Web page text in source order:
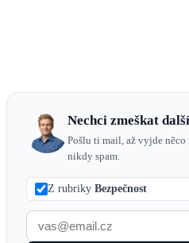
Nechci zmeškat
Pošlu ti mail, až vyjde něco
nikdy spam.
Z rubriky Bezpečnost